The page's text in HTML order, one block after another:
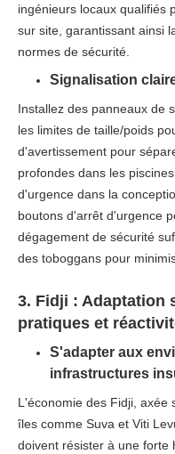
ingénieurs locaux qualifiés
sur site, garantissant ainsi
normes de sécurité.​
Signalisation
Installez des panneaux de
les limites de taille/poids
d'avertissement pour
profondes dans les
d'urgence dans la
boutons d'arrêt d'urgence
dégagement de sécurité
des toboggans pour
3. Fidji : Adaptation
pratiques et
S'adapter aux
infrastructures
L'économie des Fidji, axée
îles comme Suva et Viti
doivent résister à une forte